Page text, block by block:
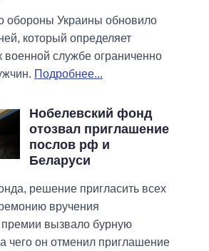
обороны Украины обновило
который определяет
военной службе ограниченно
Подробнее...
Нобелевский фонд
отозвал приглашение
послов рф и
Беларуси
решение пригласить всех
вручения
премии вызвало бурную
чего он отменил приглашение